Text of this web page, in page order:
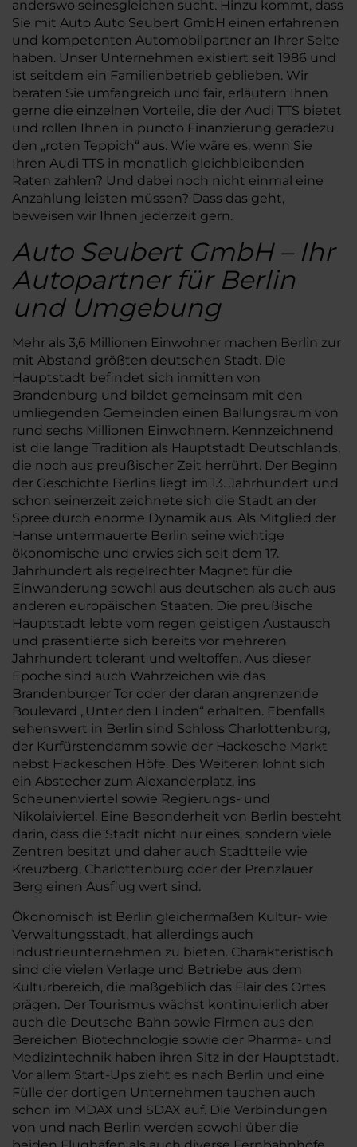
anderswo seinesgleichen sucht. Hinzu kommt, dass
Sie mit Auto Auto Seubert GmbH einen erfahrenen
und kompetenten Automobilpartner an Ihrer Seite
haben. Unser Unternehmen existiert seit 1986 und
ist seitdem ein Familienbetrieb geblieben. Wir
beraten Sie umfangreich und fair, erläutern Ihnen
gerne die einzelnen Vorteile, die der Audi TTS bietet
und rollen Ihnen in puncto Finanzierung geradezu
den „roten Teppich“ aus. Wie wäre es, wenn Sie
Ihren Audi TTS in monatlich gleichbleibenden
Raten zahlen? Und dabei noch nicht einmal eine
Anzahlung leisten müssen? Dass das geht,
beweisen wir Ihnen jederzeit gern.
Auto Seubert GmbH – Ihr
Autopartner für Berlin
und Umgebung
Mehr als 3,6 Millionen Einwohner machen Berlin zur
mit Abstand größten deutschen Stadt. Die
Hauptstadt befindet sich inmitten von
Brandenburg und bildet gemeinsam mit den
umliegenden Gemeinden einen Ballungsraum von
rund sechs Millionen Einwohnern. Kennzeichnend
ist die lange Tradition als Hauptstadt Deutschlands,
die noch aus preußischer Zeit herrührt. Der Beginn
der Geschichte Berlins liegt im 13. Jahrhundert und
schon seinerzeit zeichnete sich die Stadt an der
Spree durch enorme Dynamik aus. Als Mitglied der
Hanse untermauerte Berlin seine wichtige
ökonomische und erwies sich seit dem 17.
Jahrhundert als regelrechter Magnet für die
Einwanderung sowohl aus deutschen als auch aus
anderen europäischen Staaten. Die preußische
Hauptstadt lebte vom regen geistigen Austausch
und präsentierte sich bereits vor mehreren
Jahrhundert tolerant und weltoffen. Aus dieser
Epoche sind auch Wahrzeichen wie das
Brandenburger Tor oder der daran angrenzende
Boulevard „Unter den Linden“ erhalten. Ebenfalls
sehenswert in Berlin sind Schloss Charlottenburg,
der Kurfürstendamm sowie der Hackesche Markt
nebst Hackeschen Höfe. Des Weiteren lohnt sich
ein Abstecher zum Alexanderplatz, ins
Scheunenviertel sowie Regierungs- und
Nikolaiviertel. Eine Besonderheit von Berlin besteht
darin, dass die Stadt nicht nur eines, sondern viele
Zentren besitzt und daher auch Stadtteile wie
Kreuzberg, Charlottenburg oder der Prenzlauer
Berg einen Ausflug wert sind.
Ökonomisch ist Berlin gleichermaßen Kultur- wie
Verwaltungsstadt, hat allerdings auch
Industrieunternehmen zu bieten. Charakteristisch
sind die vielen Verlage und Betriebe aus dem
Kulturbereich, die maßgeblich das Flair des Ortes
prägen. Der Tourismus wächst kontinuierlich aber
auch die Deutsche Bahn sowie Firmen aus den
Bereichen Biotechnologie sowie der Pharma- und
Medizintechnik haben ihren Sitz in der Hauptstadt.
Vor allem Start-Ups zieht es nach Berlin und eine
Fülle der dortigen Unternehmen tauchen auch
schon im MDAX und SDAX auf. Die Verbindungen
von und nach Berlin werden sowohl über die